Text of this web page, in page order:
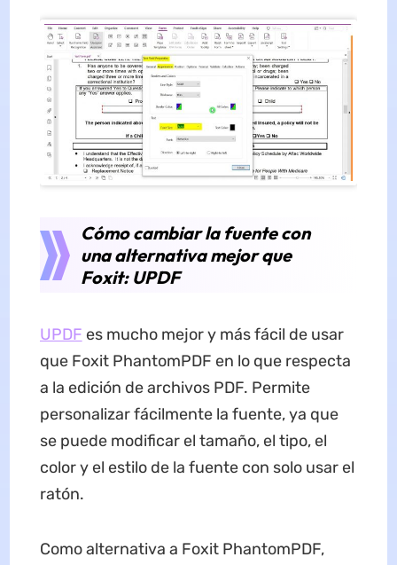
Cómo cambiar la fuente con
una alternativa mejor que
Foxit: UPDF
UPDF es mucho mejor y más fácil de usar
que Foxit PhantomPDF en lo que respecta
a la edición de archivos PDF. Permite
personalizar fácilmente la fuente, ya que
se puede modificar el tamaño, el tipo, el
color y el estilo de la fuente con solo usar el
ratón.
Como alternativa a Foxit PhantomPDF,